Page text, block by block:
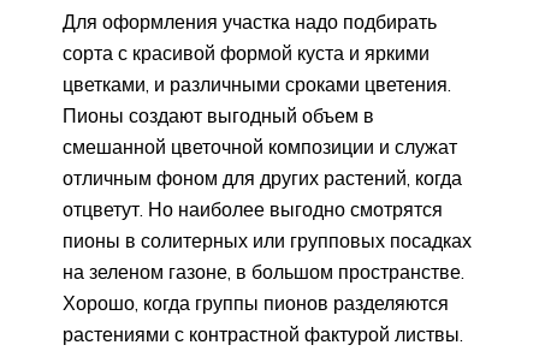
Для оформления участка надо подбирать
сорта с красивой формой куста и яркими
цветками, и различными сроками цветения.
Пионы создают выгодный объем в
смешанной цветочной композиции и служат
отличным фоном для других растений, когда
отцветут. Но наиболее выгодно смотрятся
пионы в солитерных или групповых посадках
на зеленом газоне, в большом пространстве.
Хорошо, когда группы пионов разделяются
растениями с контрастной фактурой листвы.